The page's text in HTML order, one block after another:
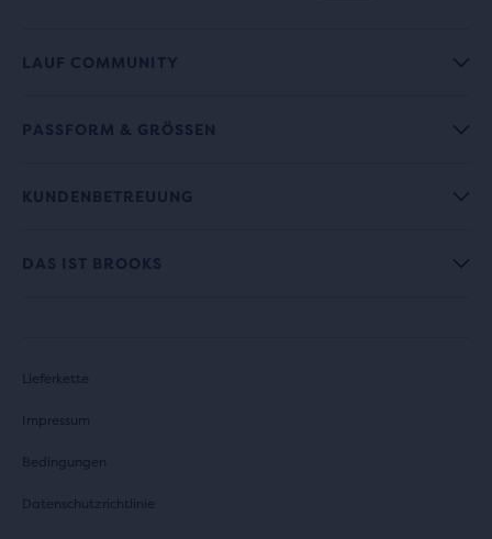
LAUF COMMUNITY
PASSFORM & GRÖSSEN
KUNDENBETREUUNG
DAS IST BROOKS
Lieferkette
Impressum
Bedingungen
Datenschutzrichtlinie